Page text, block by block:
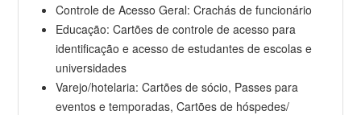
Controle de Acesso Geral: Crachás de funcionário
Educação: Cartões de controle de acesso para
identificação e acesso de estudantes de escolas e
universidades
Varejo/hotelaria: Cartões de sócio, Passes para
eventos e temporadas, Cartões de hóspedes/